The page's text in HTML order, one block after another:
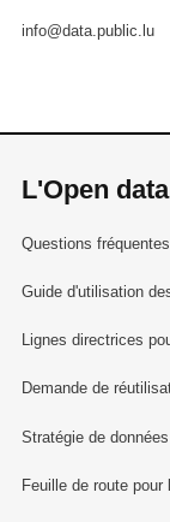
info@data.public.lu
L'Open data
Questions
Guide d'utilisation
Lignes directrices
Demande de
Stratégie de
Feuille de route pour